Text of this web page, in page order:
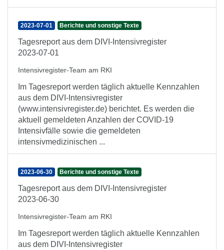
2023-07-01 Berichte und sonstige Texte
Tagesreport aus dem DIVI-Intensivregister
2023-07-01
Intensivregister-Team am RKI
Im Tagesreport werden täglich aktuelle Kennzahlen
aus dem DIVI-Intensivregister
(www.intensivregister.de) berichtet. Es werden die
aktuell gemeldeten Anzahlen der COVID-19
Intensivfälle sowie die gemeldeten
intensivmedizinischen ...
2023-06-30 Berichte und sonstige Texte
Tagesreport aus dem DIVI-Intensivregister
2023-06-30
Intensivregister-Team am RKI
Im Tagesreport werden täglich aktuelle Kennzahlen
aus dem DIVI-Intensivregister